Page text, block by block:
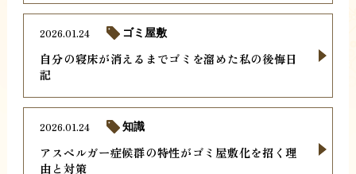
自分の寝床が消えるまでゴミを溜めた私の後悔日
記
2026.01.24 ゴミ屋敷
アスペルガー症候群の特性がゴミ屋敷化を招く理
由と対策
2026.01.24 知識